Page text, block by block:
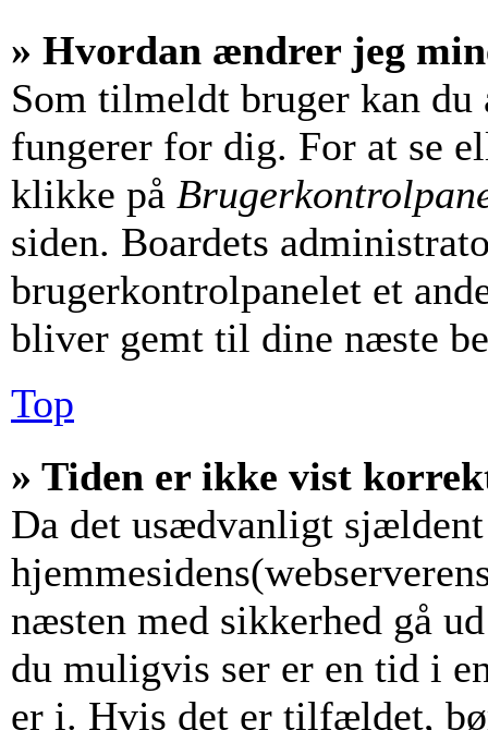
» Hvordan ændrer jeg
Som tilmeldt bruger kan
fungerer for dig. For at se
klikke på
siden. Boardets
brugerkontrolpanelet et
bliver gemt til dine næste
Top
» Tiden er ikke vist
Da det usædvanligt
næsten med sikkerhed gå
du muligvis ser er en tid i
er i. Hvis det er tilfældet,